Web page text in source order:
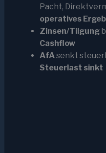
Pacht,
operatives
Zinsen/Tilgung
Cashflow
AfAsenkt
Steuerlast sinkt